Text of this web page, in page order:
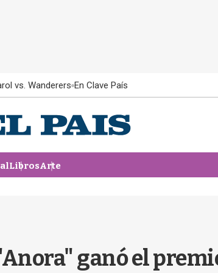
vs. Wanderers En Clave País
LibrosArte
ganó el